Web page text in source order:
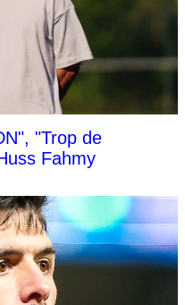
"Trop de
Fahmy